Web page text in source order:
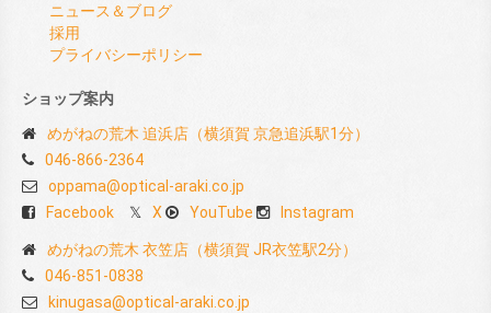
ニュース＆ブログ
採用
プライバシーポリシー
ショップ案内
めがねの荒木 追浜店（横須賀 京急追浜駅1分）
046-866-2364
oppama@optical-araki.co.jp
Facebook
X YouTube Instagram
めがねの荒木 衣笠店（横須賀 JR衣笠駅2分）
046-851-0838
kinugasa@optical-araki.co.jp